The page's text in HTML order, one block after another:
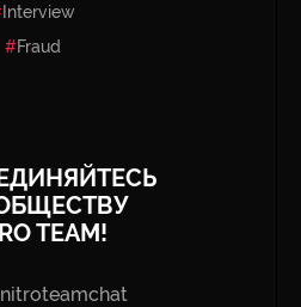
Interview
Fraud
TEAM!